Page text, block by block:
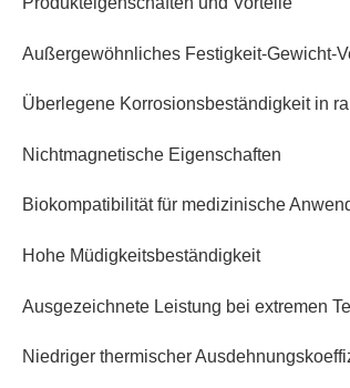
Außergewöhnliches Festigkeit-Gewicht-
Überlegene Korrosionsbeständigkeit in
Nichtmagnetische Eigenschaften
Biokompatibilität für medizinische
Hohe Müdigkeitsbeständigkeit
Ausgezeichnete Leistung bei extremen
Niedriger thermischer